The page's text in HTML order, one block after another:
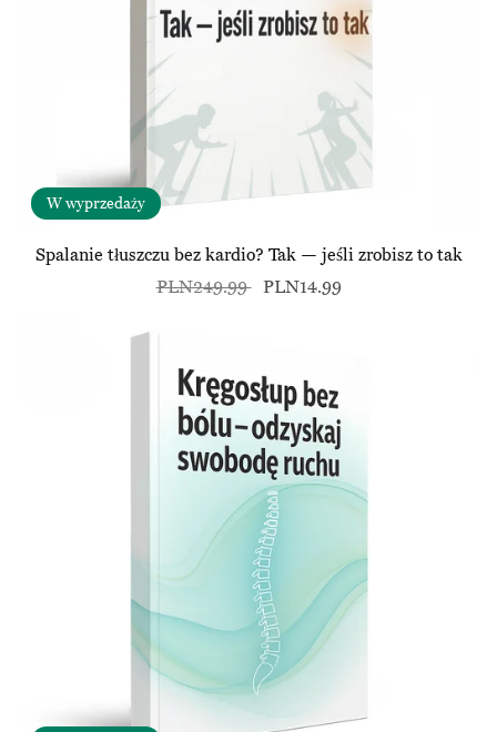
W wyprzedaży
Spalanie tłuszczu bez kardio? Tak — jeśli zrobisz to tak
PLN249.99 PLN14.99